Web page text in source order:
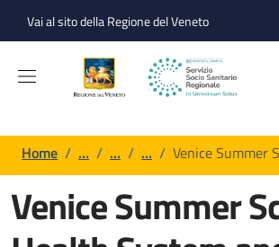
Vai al sito della Regione del Veneto
Briciole di pane
Home / … / … / … / Venice Summer
Venice Summer